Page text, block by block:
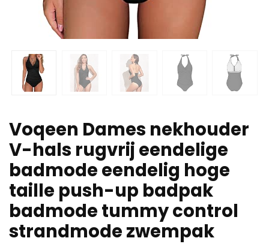
Voqeen Dames nekhouder
V-hals rugvrij eendelige
badmode eendelig hoge
taille push-up badpak
badmode tummy control
strandmode zwempak